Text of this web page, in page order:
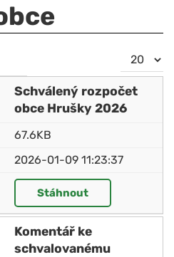
Počet
zobrazení
Schválený rozpočet
obce Hrušky 2026
67.6KB
2026-01-09 11:23:37
Stáhnout
Komentář ke
schvalovanému